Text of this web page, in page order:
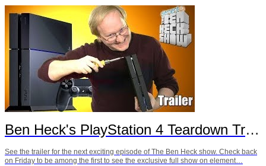
Ben Heck's PlayStation 4 Teardown Trailer
See the trailer for the next exciting episode of The Ben Heck show. Check back
on Friday to be among the first to see the exclusive full show on element…